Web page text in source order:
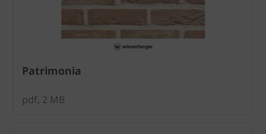
Patrimonia
pdf, 2 MB